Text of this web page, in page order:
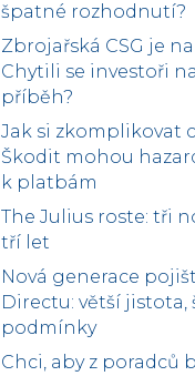
špatné rozhodnutí?
Zbrojařská CSG je
Chytili se investoři
příběh?
Jak si zkomplikovat
Škodit mohou
k platbám
The Julius roste: tři
tří let
Nová generace
Directu: větší jistota,
podmínky
Chci, aby z poradců